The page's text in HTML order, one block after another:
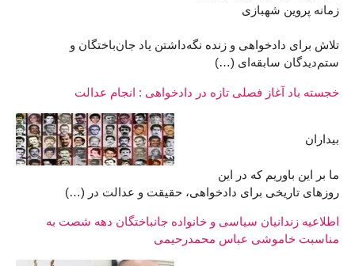
زمانه پروین شهبازی
تلاش برای دادخواهی و زنده نگه‌داشتن یاد جان‌باختگان و
ستم‌دیدگان سابقه‌ای (…)
خجسته باد آغاز فصلی تازه در دادخواهی : انجام عدالت
بیداران
ما بر این باوریم که در این
روزهای تاریخی برای دادخواهی، حقیقت و عدالت در (…)
اطلاعیه زندانیان سیاسی و خانواده جانباختگان دهه شصت به
مناسبت خاموشی عباس محمدرحیمی